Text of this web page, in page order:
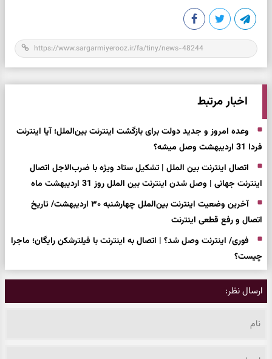
اخبار مرتبط
وعده امروز و جدید دولت برای بازگشت اینترنت بین‌الملل؛ آیا اینترنت
فردا 31 اردیبهشت وصل میشه؟
اتصال اینترنت بین الملل | تشکیل ستاد ویژه با ضرب‌الاجل اتصال
اینترنت جهانی | وصل شدن اینترنت بین الملل روز 31 اردیبهشت ماه
آخرین وضعیت اینترنت بین‌الملل چهارشنبه ۳۰ اردیبهشت/ تاریخ
اتصال و رفع قطعی اینترنت
فوری/ اینترنت وصل شد؟ | اتصال به اینترنت با فیلترشکن رایگان؛ ماجرا
چیست؟
ارسال نظر: